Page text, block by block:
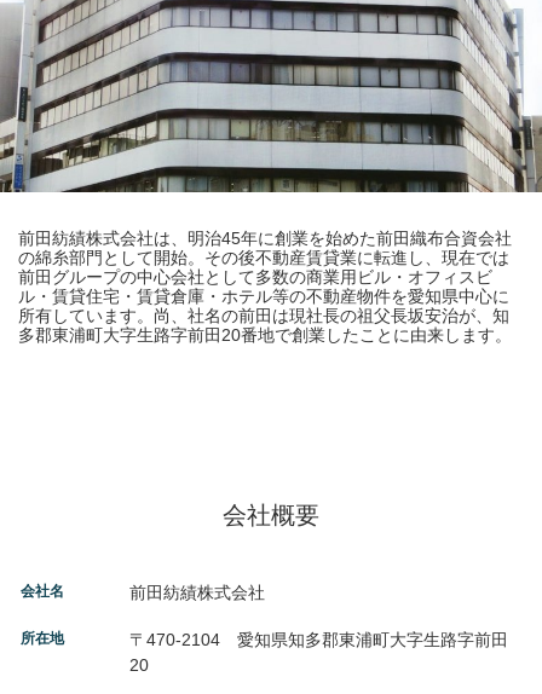
前田紡績株式会社は、明治45年に創業を始めた前田織布合資会社
の綿糸部門として開始。その後不動産賃貸業に転進し、現在では
前田グループの中心会社として多数の商業用ビル・オフィスビ
ル・賃貸住宅・賃貸倉庫・ホテル等の不動産物件を愛知県中心に
所有しています。尚、社名の前田は現社長の祖父長坂安治が、知
多郡東浦町大字生路字前田20番地で創業したことに由来します。
会社概要
会社名 前田紡績株式会社
所在地
〒470-2104 愛知県知多郡東浦町大字生路字前田
20